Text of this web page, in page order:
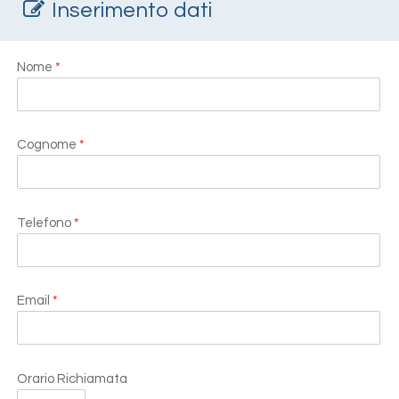
Inserimento dati
Nome *
Cognome *
Telefono *
Email *
Orario Richiamata